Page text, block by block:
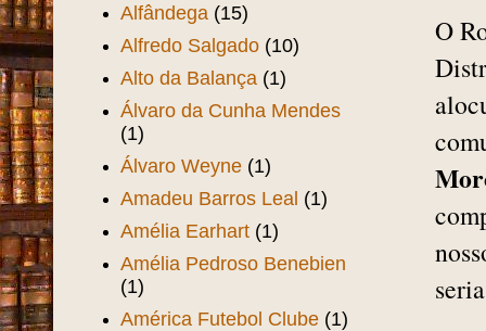
O
Alfândega (15)
Alfredo Salgado (10)
Alto da Balança (1)
Álvaro da Cunha Mendes
(1)
Álvaro Weyne (1)
Amadeu Barros Leal (1)
Amélia Earhart (1)
Amélia Pedroso Benebien
(1)
América Futebol Clube (1)